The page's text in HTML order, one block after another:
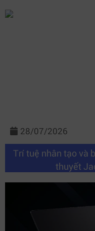
28/07/2026
Trí tuệ nhân tạo và
thuyết